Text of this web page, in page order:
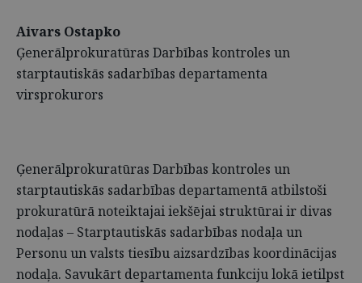
Aivars Ostapko
Ģenerālprokuratūras Darbības kontroles un
starptautiskās sadarbības departamenta
virsprokurors
Ģenerālprokuratūras Darbības kontroles un
starptautiskās sadarbības departamentā atbilstoši
prokuratūrā noteiktajai iekšējai struktūrai ir divas
nodaļas – Starptautiskās sadarbības nodaļa un
Personu un valsts tiesību aizsardzības koordinācijas
nodaļa. Savukārt departamenta funkciju lokā ietilpst